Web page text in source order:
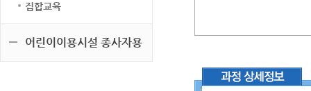
집합교육
어린이이용시설 종사자용